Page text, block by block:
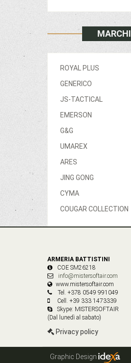
MARCHI
ROYAL PLUS
GENERICO
JS-TACTICAL
EMERSON
G&G
UMAREX
ARES
JING GONG
CYMA
COUGAR COLLECTION
ARMERIA BATTISTINI
COE SM26218
info@mistersoftair.com
www.mistersoftair.com
Tel. +378 0549 991049
Cell. +39 333 1473339
Skype: MISTERSOFTAIR
(Dal lunedì al sabato)
Privacy policy
Graphic Design